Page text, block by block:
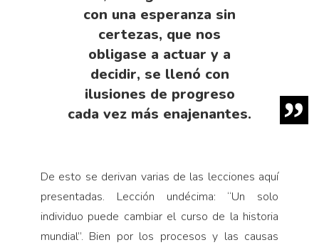
con una esperanza sin
certezas, que nos
obligase a actuar y a
decidir, se llenó con
ilusiones de progreso
cada vez más enajenantes.
De esto se derivan varias de las lecciones aquí
presentadas. Lección undécima: “Un solo
individuo puede cambiar el curso de la historia
mundial”. Bien por los procesos y las causas